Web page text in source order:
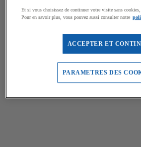
Et si vous choisissez de continuer votre visite sans
Pour en savoir plus, vous pouvez aussi consulter notre
ACCEPTER ET
PARAMETRES DES